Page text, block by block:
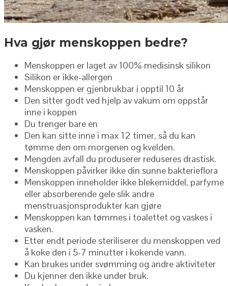
Hva gjør menskoppen bedre?
Menskoppen er laget av 100% medisinsk silikon
Silikon er ikke-allergen
Menskoppen er gjenbrukbar i opptil 10 år
Den sitter godt ved hjelp av vakum om oppstår
inne i koppen
Du trenger bare en
Den kan sitte inne i max 12 timer, så du kan
tømme den om morgenen og kvelden.
Mengden avfall du produserer reduseres drastisk.
Menskoppen påvirker ikke din sunne bakterieflora
Menskoppen inneholder ikke blekemiddel, parfyme
eller absorberende gele slik andre
menstruasjonsprodukter kan gjøre
Menskoppen kan tømmes i toalettet og vaskes i
vasken.
Etter endt periode steriliserer du menskoppen ved
å koke den i 5-7 minutter i kokende vann.
Kan brukes under svømming og andre aktiviteter
Du kjenner den ikke under bruk.